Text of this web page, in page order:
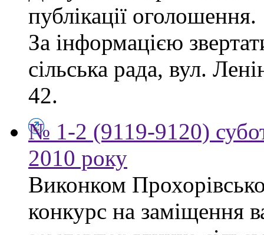
публікації оголошення.
За інформацією
сільська рада, вул.
42.
№ 1-2 (9119-9120)
2010 року
Виконком
конкурс на заміщення